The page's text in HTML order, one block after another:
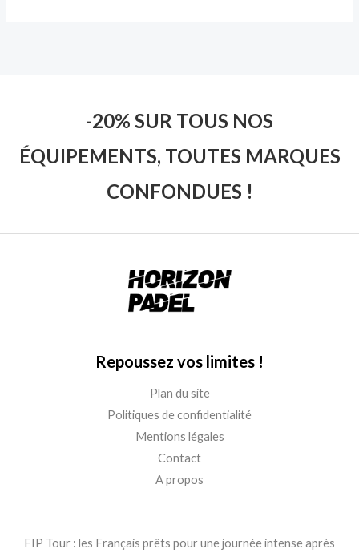
-20% SUR TOUS NOS
ÉQUIPEMENTS, TOUTES MARQUES
CONFONDUES !
Repoussez vos limites !
Plan du site
Politiques de confidentialité
Mentions légales
Contact
A propos
FIP Tour : les Français prêts pour une journée intense après